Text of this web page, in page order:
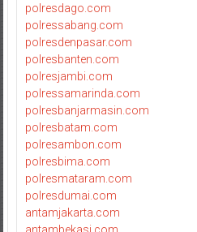
polresdago.com
polressabang.com
polresdenpasar.com
polresbanten.com
polresjambi.com
polressamarinda.com
polresbanjarmasin.com
polresbatam.com
polresambon.com
polresbima.com
polresmataram.com
polresdumai.com
antamjakarta.com